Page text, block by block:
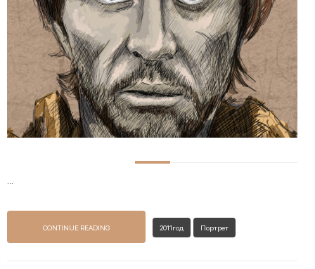
...
CONTINUE READING 2011год Портрет